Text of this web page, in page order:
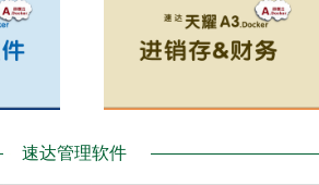
速达管理软件